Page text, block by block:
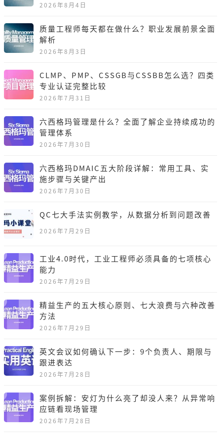
2026年8月4日
质量工程师每天都在做什么？职业发展前景全面
解析
2026年8月3日
CLMP、PMP、CSSGB与CSSBB怎么选？四类
专业认证完整比较
2026年7月31日
六西格玛管理是什么？全面了解企业持续成功的
管理体系
2026年7月30日
六西格玛DMAIC五大阶段详解：常用工具、实
施步骤与关键产出
2026年7月30日
QC七大手法实例教学，从数据分析到问题改善
2026年7月29日
工业4.0时代，工业工程师必须具备的七项核心
能力
2026年7月29日
精益生产的五大核心原则、七大浪费与六种改善
方法
2026年7月29日
英文会议如何确认下一步：9个负责人、期限与
跟进表达
2026年7月28日
案例拆解：安灯为什么亮了却没人来？从异常响
应链看现场管理
2026年7月28日